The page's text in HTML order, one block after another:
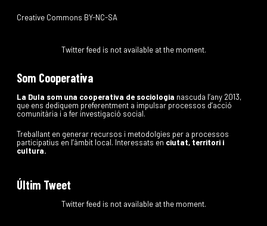
Creative Commons BY-NC-SA
Twitter feed is not available at the moment.
Som Cooperativa
La Dula som una cooperativa de sociologia nascuda l’any 2013,
que ens dediquem preferentment a impulsar processos d’acció
comunitària i a fer investigació social.
Treballant en generar recursos i metodolgies per a processos
participatius en l’àmbit local. Interessats en ciutat, territori i
cultura.
Últim Tweet
Twitter feed is not available at the moment.